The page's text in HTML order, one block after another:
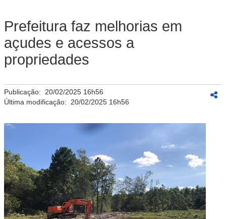
Prefeitura faz melhorias em
açudes e acessos a
propriedades
Publicação: 20/02/2025 16h56
Última modificação: 20/02/2025 16h56